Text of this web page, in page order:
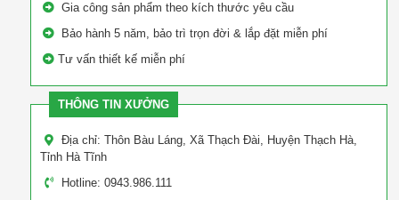
Gia công sản phẩm theo kích thước yêu cầu
Bảo hành 5 năm, bảo trì trọn đời & lắp đặt miễn phí
Tư vấn thiết kế miễn phí
THÔNG TIN XƯỞNG
Địa chỉ: Thôn Bàu Láng, Xã Thạch Đài, Huyện Thạch Hà,
Tỉnh Hà Tĩnh
Hotline: 0943.986.111